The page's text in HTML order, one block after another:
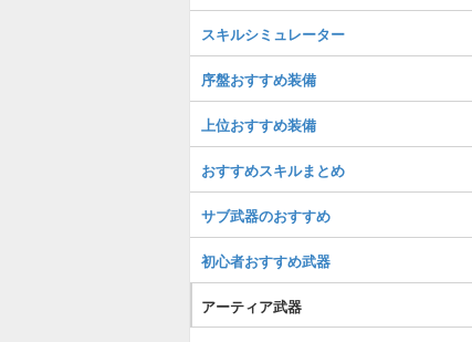
スキルシミュレーター
序盤おすすめ装備
上位おすすめ装備
おすすめスキルまとめ
サブ武器のおすすめ
初心者おすすめ武器
アーティア武器